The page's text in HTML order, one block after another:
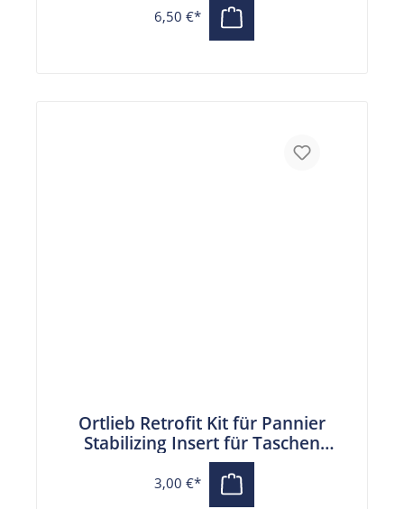
6,50 €*
Ortlieb Retrofit Kit für Pannier
Stabilizing Insert für Taschen
vor 2024
3,00 €*